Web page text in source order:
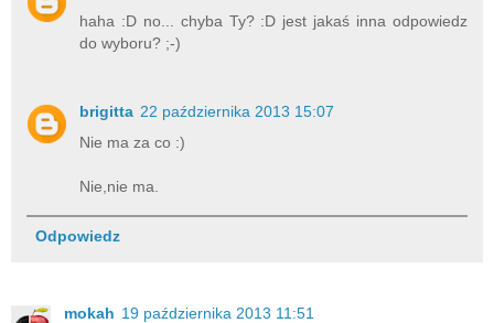
haha :D no... chyba Ty? :D jest jakaś inna odpowiedz
do wyboru? ;-)
brigitta 22 października 2013 15:07
Nie ma za co :)
Nie,nie ma.
Odpowiedz
mokah 19 października 2013 11:51